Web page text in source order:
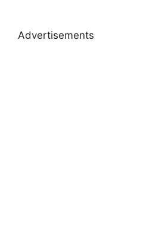
Advertisements